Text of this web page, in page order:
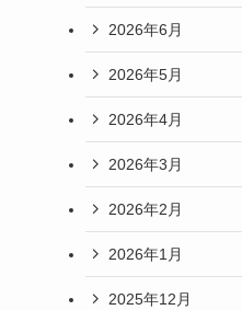
2026年6月
2026年5月
2026年4月
2026年3月
2026年2月
2026年1月
2025年12月